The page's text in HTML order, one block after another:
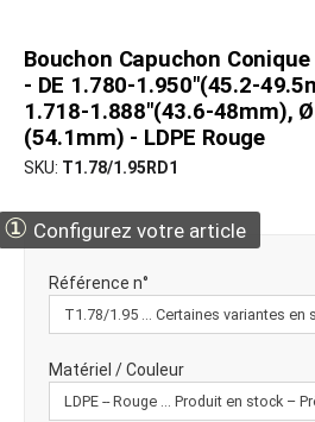
Bouchon Capuchon
- DE 1.780-1.950"(45.2-
1.718-1.888"(43.6-48mm),
(54.1mm) - LDPE Rouge
SKU T1.78/1.95RD1
① Configurez votre article
Référence n°
Matériel / Couleur